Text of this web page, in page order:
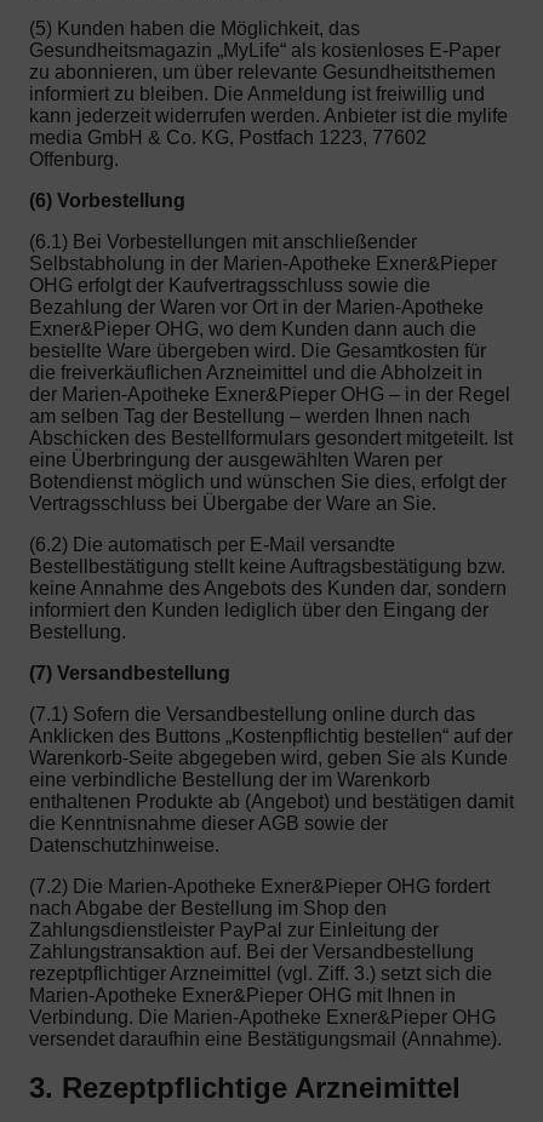
(5) Kunden haben die Möglichkeit, das
Gesundheitsmagazin „MyLife“ als kostenloses E-Paper
zu abonnieren, um über relevante Gesundheitsthemen
informiert zu bleiben. Die Anmeldung ist freiwillig und
kann jederzeit widerrufen werden. Anbieter ist die mylife
media GmbH & Co. KG, Postfach 1223, 77602
Offenburg.
(6) Vorbestellung
(6.1) Bei Vorbestellungen mit anschließender
Selbstabholung in der Marien-Apotheke Exner&Pieper
OHG erfolgt der Kaufvertragsschluss sowie die
Bezahlung der Waren vor Ort in der Marien-Apotheke
Exner&Pieper OHG, wo dem Kunden dann auch die
bestellte Ware übergeben wird. Die Gesamtkosten für
die freiverkäuflichen Arzneimittel und die Abholzeit in
der Marien-Apotheke Exner&Pieper OHG – in der Regel
am selben Tag der Bestellung – werden Ihnen nach
Abschicken des Bestellformulars gesondert mitgeteilt. Ist
eine Überbringung der ausgewählten Waren per
Botendienst möglich und wünschen Sie dies, erfolgt der
Vertragsschluss bei Übergabe der Ware an Sie.
(6.2) Die automatisch per E-Mail versandte
Bestellbestätigung stellt keine Auftragsbestätigung bzw.
keine Annahme des Angebots des Kunden dar, sondern
informiert den Kunden lediglich über den Eingang der
Bestellung.
(7) Versandbestellung
(7.1) Sofern die Versandbestellung online durch das
Anklicken des Buttons „Kostenpflichtig bestellen“ auf der
Warenkorb-Seite abgegeben wird, geben Sie als Kunde
eine verbindliche Bestellung der im Warenkorb
enthaltenen Produkte ab (Angebot) und bestätigen damit
die Kenntnisnahme dieser AGB sowie der
Datenschutzhinweise.
(7.2) Die Marien-Apotheke Exner&Pieper OHG fordert
nach Abgabe der Bestellung im Shop den
Zahlungsdienstleister PayPal zur Einleitung der
Zahlungstransaktion auf. Bei der Versandbestellung
rezeptpflichtiger Arzneimittel (vgl. Ziff. 3.) setzt sich die
Marien-Apotheke Exner&Pieper OHG mit Ihnen in
Verbindung. Die Marien-Apotheke Exner&Pieper OHG
versendet daraufhin eine Bestätigungsmail (Annahme).
3. Rezeptpflichtige Arzneimittel